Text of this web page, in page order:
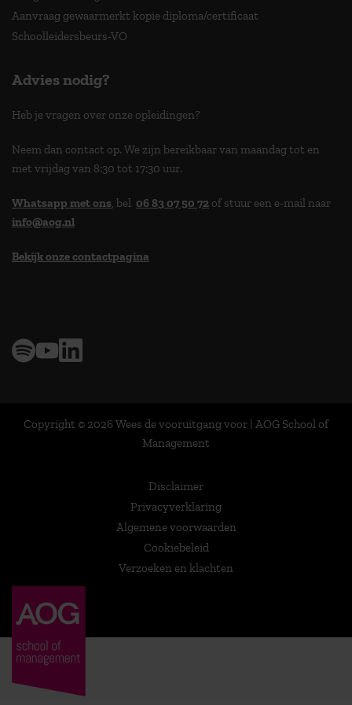
Aanvraag gewaarmerkt kopie diploma/certificaat
Schoolleidersbeurs-VO
Advies nodig?
Heb je vragen over onze opleidingen?
Neem dan contact op. We zijn bereikbaar van maandag tot en
met vrijdag van 8:30 tot 17:30 uur.
Whatsapp met ons, bel 06 83 07 50 72 of stuur een e-mail naar
info@aog.nl
Bekijk onze contactpagina
Copyright © 2026 Wees de vooruitgang voor | AOG School of
Management
Disclaimer
Privacyverklaring
Algemene voorwaarden
Cookiebeleid
Verzoeken en klachten